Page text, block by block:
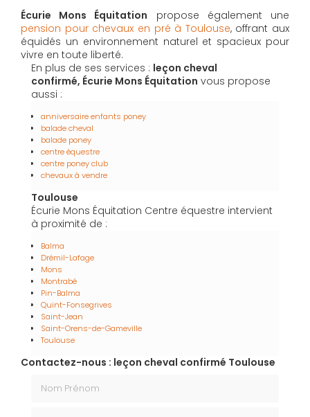
Écurie Mons Équitation propose également une
pension pour chevaux en pré à Toulouse, offrant aux
équidés un environnement naturel et spacieux pour
vivre en toute liberté.
En plus de ses services : leçon cheval
confirmé, Écurie Mons Équitation vous propose
aussi :
anniversaire enfants poney
balade cheval
balade poney
centre équestre
centre poney club
chevaux à vendre
Toulouse
Écurie Mons Équitation Centre équestre intervient
à proximité de :
Balma
Drémil-Lafage
Mons
Montrabé
Pin-Balma
Quint-Fonsegrives
Saint-Jean
Saint-Orens-de-Gameville
Toulouse
Contactez-nous : leçon cheval confirmé Toulouse